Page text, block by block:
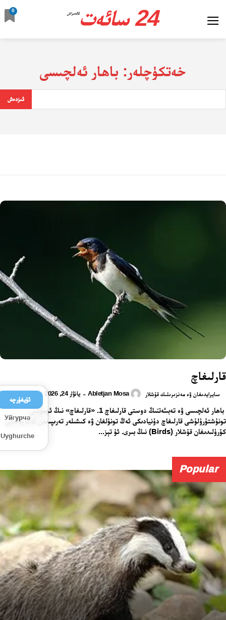
24 سائەت ئالدىراش
0
خەتكۈچلەر: باھار ئەلچىسى
ئىزدەش
قارلىغاچ
سايرايدىغان ۋە مەنزىرىلىك قۇشلار Abletjan Mosa
- يانۋار 24, 2026
باھار ئەلچىسى ۋە تەبىئەتنىڭ دوستى قارلىغاچ 1. «قارلىغاچ» نىڭ ئومۇمىي
تونۇشتۇرۇلۇشى قارلىغاچ دۇنيادىكى ئەڭ تونۇلغان ۋە كىشىلەر تەرىپىدىن ئەڭ ياخشى
كۆرۈلىدىغان قۇشلار (Birds) نىڭ بىرى. ئۇ تېز...
Popular
ئۇيغۇرچە
Уйғурчә
Uyghurche